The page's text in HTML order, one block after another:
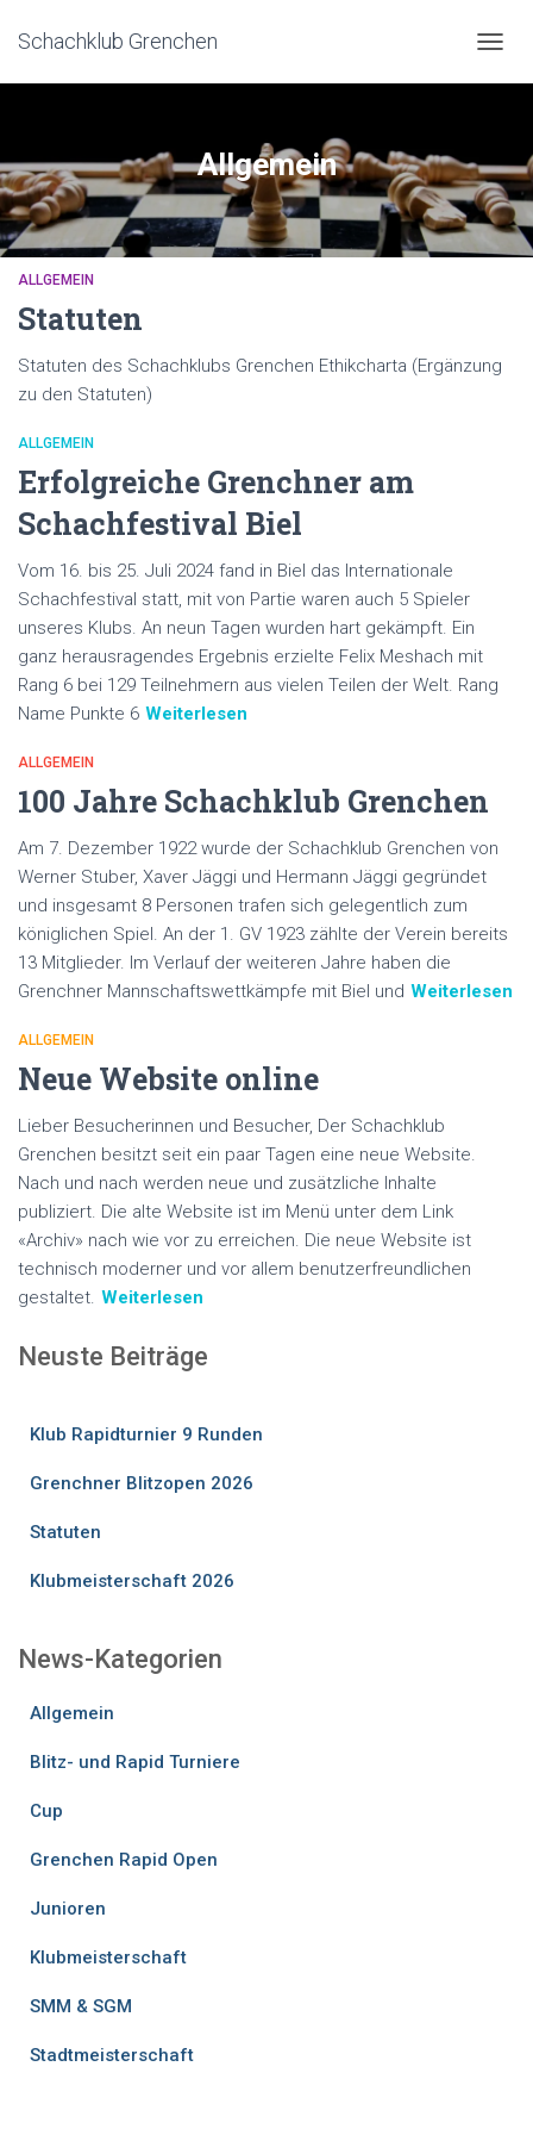
Schachklub Grenchen
Allgemein
ALLGEMEIN
Statuten
Statuten des Schachklubs Grenchen Ethikcharta (Ergänzung
zu den Statuten)
ALLGEMEIN
Erfolgreiche Grenchner am
Schachfestival Biel
Vom 16. bis 25. Juli 2024 fand in Biel das Internationale
Schachfestival statt, mit von Partie waren auch 5 Spieler
unseres Klubs. An neun Tagen wurden hart gekämpft. Ein
ganz herausragendes Ergebnis erzielte Felix Meshach mit
Rang 6 bei 129 Teilnehmern aus vielen Teilen der Welt. Rang
Name Punkte 6 Weiterlesen
ALLGEMEIN
100 Jahre Schachklub Grenchen
Am 7. Dezember 1922 wurde der Schachklub Grenchen von
Werner Stuber, Xaver Jäggi und Hermann Jäggi gegründet
und insgesamt 8 Personen trafen sich gelegentlich zum
königlichen Spiel. An der 1. GV 1923 zählte der Verein bereits
13 Mitglieder. Im Verlauf der weiteren Jahre haben die
Grenchner Mannschaftswettkämpfe mit Biel und Weiterlesen
ALLGEMEIN
Neue Website online
Lieber Besucherinnen und Besucher, Der Schachklub
Grenchen besitzt seit ein paar Tagen eine neue Website.
Nach und nach werden neue und zusätzliche Inhalte
publiziert. Die alte Website ist im Menü unter dem Link
«Archiv» nach wie vor zu erreichen. Die neue Website ist
technisch moderner und vor allem benutzerfreundlichen
gestaltet. Weiterlesen
Neuste Beiträge
Klub Rapidturnier 9 Runden
Grenchner Blitzopen 2026
Statuten
Klubmeisterschaft 2026
News-Kategorien
Allgemein
Blitz- und Rapid Turniere
Cup
Grenchen Rapid Open
Junioren
Klubmeisterschaft
SMM & SGM
Stadtmeisterschaft